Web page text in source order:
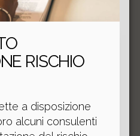
RISCHIO
alcuni consulenti